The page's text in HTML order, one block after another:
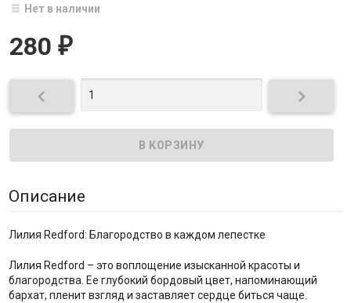
Нет в наличии
280 ₽
 
Описание
Лилия Redford: Благородство в каждом лепестке
Лилия Redford – это воплощение изысканной красоты и
благородства. Ее глубокий бордовый цвет, напоминающий
бархат, пленит взгляд и заставляет сердце биться чаще.